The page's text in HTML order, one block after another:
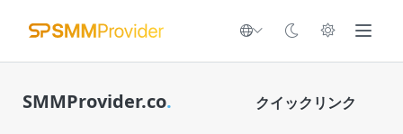
SMMProvider.co. クイックリンク